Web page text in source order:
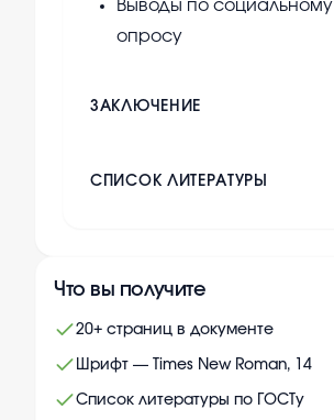
Выводы по социальному
опросу
ЗАКЛЮЧЕНИЕ
СПИСОК ЛИТЕРАТУРЫ
Что вы получите
20+ страниц в документе
Шрифт — Times New Roman, 14
Список литературы по ГОСТу